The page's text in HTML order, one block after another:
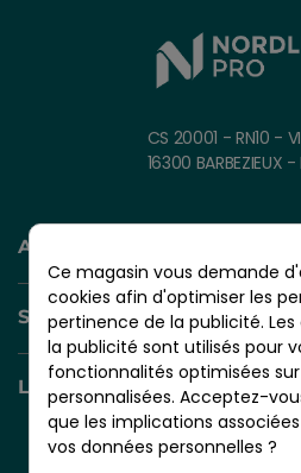
CS 20001 - RN10 -
16300 BARBEZIEUX
AIDE ET INFORMATION
SERVICES +
LIENS UTILES
Ce magasin vous demande
cookies afin d'optimiser les
pertinence de la publicité. Les
la publicité sont utilisés pour
fonctionnalités optimisées
personnalisées. Acceptez-
que les implications
vos données personnelles ?